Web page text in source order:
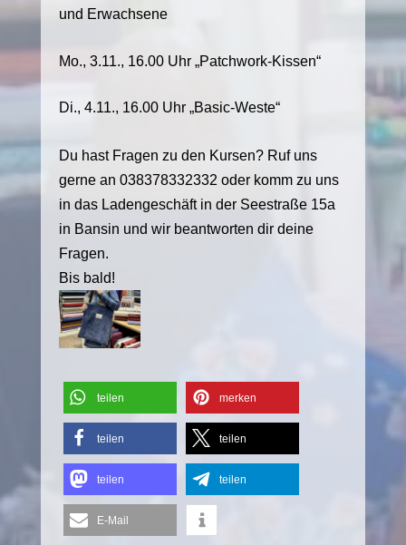
und Erwachsene
Mo., 3.11., 16.00 Uhr „Patchwork-Kissen“
Di., 4.11., 16.00 Uhr „Basic-Weste“
Du hast Fragen zu den Kursen? Ruf uns
gerne an 038378332332 oder komm zu uns
in das Ladengeschäft in der Seestraße 15a
in Bansin und wir beantworten dir deine
Fragen.
Bis bald!
teilen merken
teilen teilen
teilen teilen
E-Mail